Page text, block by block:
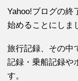
Yahoo!ブログの終
始めることにしま
旅行記録、その中
記録・乗船記録や
す。